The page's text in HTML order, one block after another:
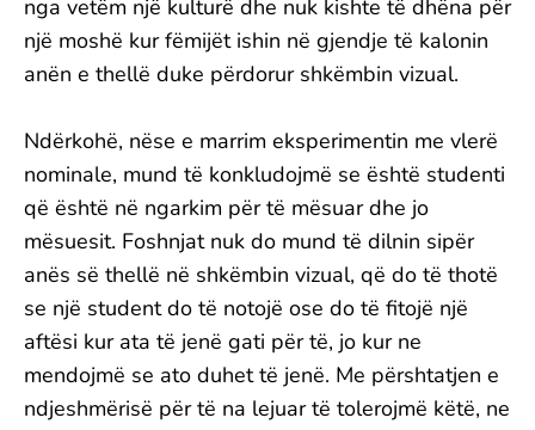
nga vetëm një kulturë dhe nuk kishte të dhëna për
një moshë kur fëmijët ishin në gjendje të kalonin
anën e thellë duke përdorur shkëmbin vizual.
Ndërkohë, nëse e marrim eksperimentin me vlerë
nominale, mund të konkludojmë se është studenti
që është në ngarkim për të mësuar dhe jo
mësuesit. Foshnjat nuk do mund të dilnin sipër
anës së thellë në shkëmbin vizual, që do të thotë
se një student do të notojë ose do të fitojë një
aftësi kur ata të jenë gati për të, jo kur ne
mendojmë se ato duhet të jenë. Me përshtatjen e
ndjeshmërisë për të na lejuar të tolerojmë këtë, ne